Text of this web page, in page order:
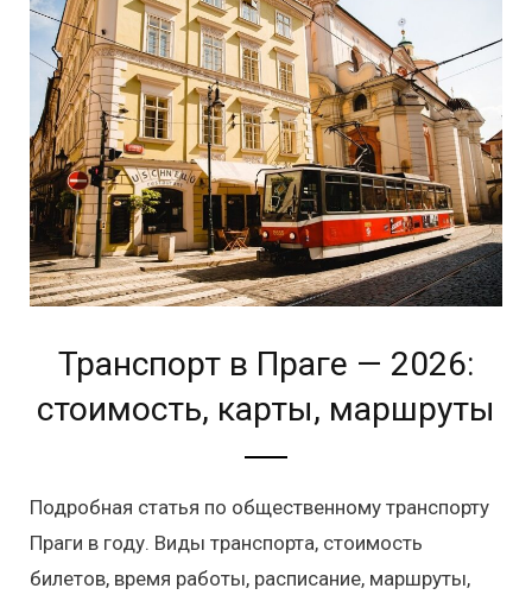
Транспорт в Праге — 2026:
стоимость, карты, маршруты
Подробная статья по общественному транспорту
Праги в году. Виды транспорта, стоимость
билетов, время работы, расписание, маршруты,